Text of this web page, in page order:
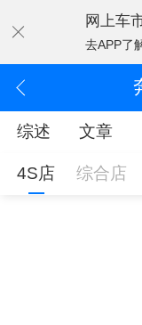
网上车
去APP了
综述 文章
4S店 综合店